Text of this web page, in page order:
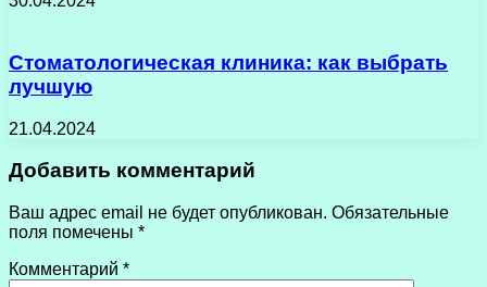
Стоматологическая клиника: как выбрать
лучшую
21.04.2024
Добавить комментарий
Ваш адрес email не будет опубликован. Обязательные
поля помечены *
Комментарий *